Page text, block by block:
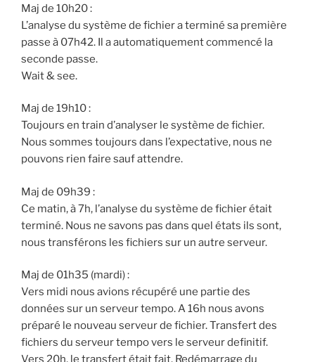
Maj de 10h20 :
L’analyse du système de fichier a terminé sa première
passe à 07h42. Il a automatiquement commencé la
seconde passe.
Wait & see.
Maj de 19h10 :
Toujours en train d’analyser le système de fichier.
Nous sommes toujours dans l’expectative, nous ne
pouvons rien faire sauf attendre.
Maj de 09h39 :
Ce matin, à 7h, l’analyse du système de fichier était
terminé. Nous ne savons pas dans quel états ils sont,
nous transférons les fichiers sur un autre serveur.
Maj de 01h35 (mardi) :
Vers midi nous avions récupéré une partie des
données sur un serveur tempo. A 16h nous avons
préparé le nouveau serveur de fichier. Transfert des
fichiers du serveur tempo vers le serveur definitif.